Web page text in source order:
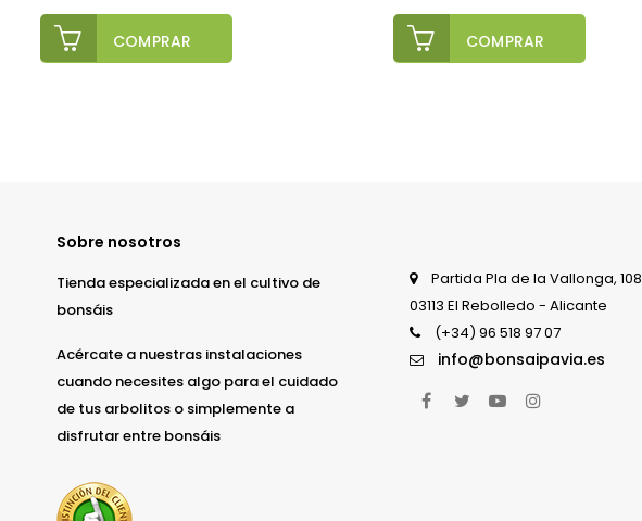
COMPRAR COMPRAR
Sobre nosotros
Tienda especializada en el cultivo de
bonsáis
Acércate a nuestras instalaciones
cuando necesites algo para el cuidado
de tus arbolitos o simplemente a
disfrutar entre bonsáis
Partida Pla de la Vallonga, 108
03113 El Rebolledo - Alicante
(+34) 96 518 97 07
info@bonsaipavia.es
FacebookTwitterYouTube